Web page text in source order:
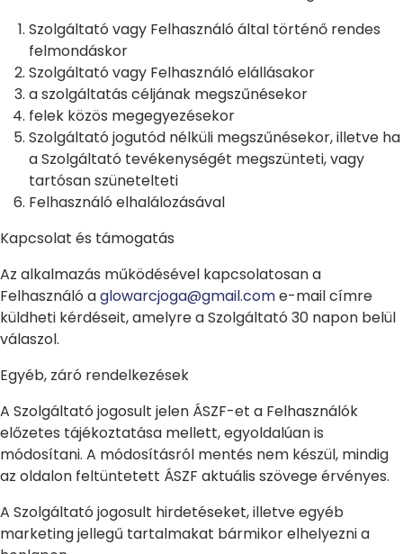
Szolgáltató vagy Felhasználó által történő rendes
felmondáskor
Szolgáltató vagy Felhasználó elállásakor
a szolgáltatás céljának megszűnésekor
felek közös megegyezésekor
Szolgáltató jogutód nélküli megszűnésekor, illetve ha
a Szolgáltató tevékenységét megszünteti, vagy
tartósan szünetelteti
Felhasználó elhalálozásával
Kapcsolat és támogatás
Az alkalmazás működésével kapcsolatosan a
Felhasználó aglowarcjoga@gmail.come-mail címre
küldheti kérdéseit, amelyre a Szolgáltató 30 napon belül
válaszol.
Egyéb, záró rendelkezések
A Szolgáltató jogosult jelen ÁSZF-et a Felhasználók
előzetes tájékoztatása mellett, egyoldalúan is
módosítani. A módosításról mentés nem készül, mindig
az oldalon feltüntetett ÁSZF aktuális szövege érvényes.
A Szolgáltató jogosult hirdetéseket, illetve egyéb
marketing jellegű tartalmakat bármikor elhelyezni a